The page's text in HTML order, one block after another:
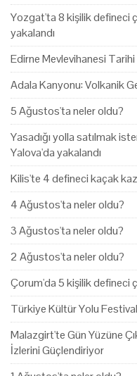
Yozgat'ta 8 kişilik defineci
yakalandı
Edirne Mevlevihanesi
Adala Kanyonu: Volkanik
5 Ağustos'ta neler oldu?
Yasadığı yolla satılmak
Yalova'da yakalandı
Kilis'te 4 defineci kaçak
4 Ağustos'ta neler oldu?
3 Ağustos'ta neler oldu?
2 Ağustos'ta neler oldu?
Çorum'da 5 kişilik defineci
Türkiye Kültür Yolu
Malazgirt'te Gün Yüzüne
İzlerini Güçlendiriyor